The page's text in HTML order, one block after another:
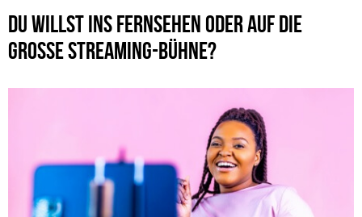
DU WILLST INS FERNSEHEN ODER AUF DIE
GROSSE STREAMING-BÜHNE?